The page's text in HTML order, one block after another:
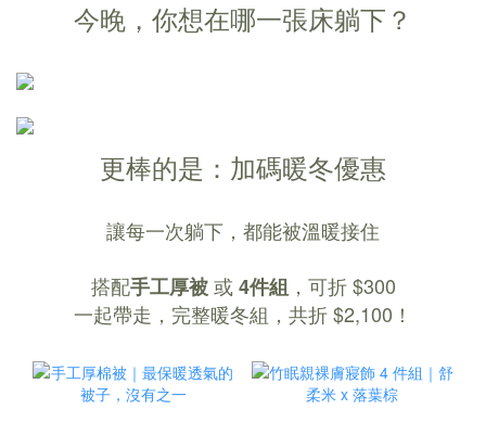
今晚，你想在哪一張床躺下？
更棒的是：加碼暖冬優惠
讓每一次躺下，都能被溫暖接住
搭配手工厚被或 4件組 ，可折 $300
一起帶走，完整暖冬組，共折 $2,100！